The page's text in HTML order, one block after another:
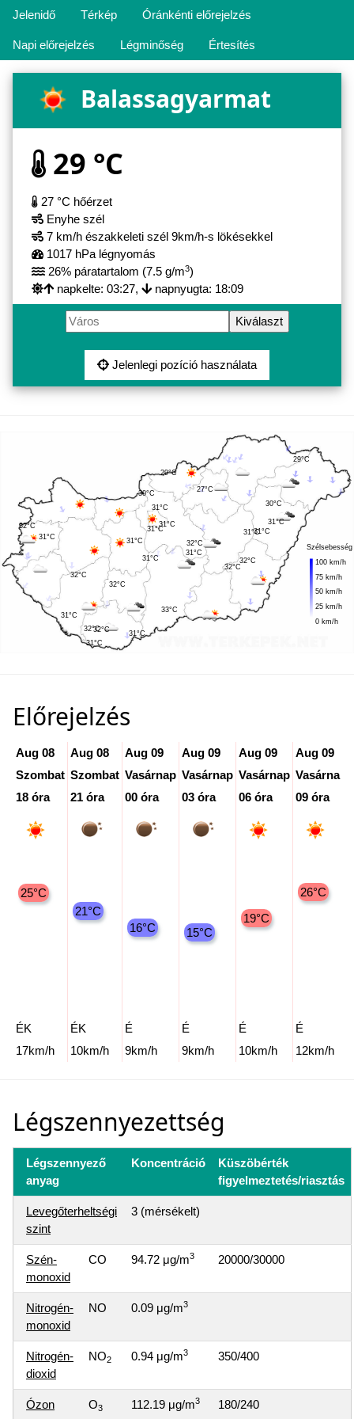
Jelenidő Térkép Óránkénti előrejelzés
Napi előrejelzés Légminőség Értesítés
Balassagyarmat
29 °C
27 °C hőérzet
Enyhe szél
7 km/h északkeleti szél 9km/h-s lökésekkel
1017 hPa légnyomás
26% páratartalom (7.5 g/m3)
napkelte: 03:27,
napnyugta: 18:09
Jelenlegi pozíció használata
30°C
31°C
31°C
33°C
31°C
31°C
32°C32°C
32°C
32°C
29°C
31°C
31°C
31°C
31°C
29°C
32°C
31°C
31°C
30°C
31°C
32°C
31°C
32°C
32°C
31°C
27°C
Szélsebesség
100 km/h
75 km/h
50 km/h
25 km/h
0 km/h
Előrejelzés
Aug 08
Szombat
18 óra
25°C
ÉK
17km/h
Aug 08
Szombat
21 óra
21°C
ÉK
10km/h
Aug 09
Vasárnap
00 óra
16°C
É
9km/h
Aug 09
Vasárnap
03 óra
15°C
É
9km/h
Aug 09
Vasárnap
06 óra
19°C
É
10km/h
Aug 09
Vasárnap
09 óra
26°C
É
12km/h
Légszennyezettség
Légszennyező
anyag
Koncentráció
Küszöbérték
figyelmeztetés/riasztás
Levegőterheltségi
szint
3 (mérsékelt)
Szén-
monoxid
CO 94.72 μg/m3 20000/30000
Nitrogén-
monoxid
NO 0.09 μg/m3
Nitrogén-
dioxid
NO2 0.94 μg/m3 350/400
Ózon O3 112.19 μg/m3 180/240